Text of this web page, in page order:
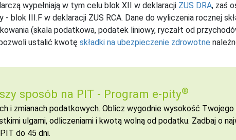
wypełniają w tym celu blok XII w deklaracji ZUS DRA, zaś
- blok III.F w deklaracji ZUS RCA. Dane do wyliczenia rocznej
(skala podatkowa, podatek liniowy, ryczałt od
ustalić kwotę składki na ubezpieczenie zdrowotne
sposób na PIT - Program e-pity®
i zmianach podatkowych. Oblicz wygodnie wysokość
ulgami, odliczeniami i kwotą wolną od podatku. Zadbaj o
do 45 dni.